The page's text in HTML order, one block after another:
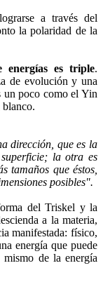
a través del
la polaridad de la
energías es triple.
de evolución y una
un poco como el Yin
blanco.
dirección, que es la
la otra es
tamaños que éstos,
posibles".
del Triskel y la
a la materia,
manifestada: físico,
energía que puede
de la energía